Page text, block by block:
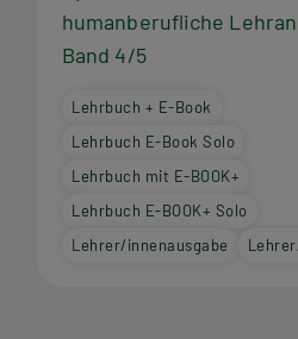
humanberufliche
Band 4/5
Lehrbuch + E-Book
Lehrbuch E-Book Solo
Lehrbuch mit E-BOOK+
Lehrbuch E-BOOK+ Solo
Lehrer/innenausgabe